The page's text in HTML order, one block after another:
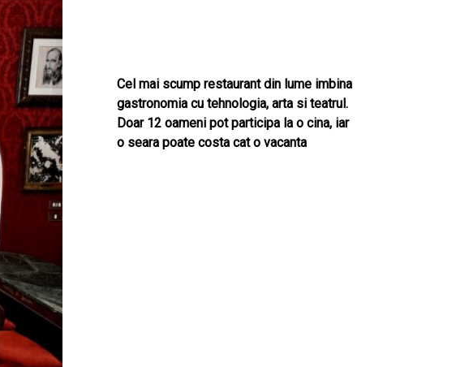
Cel mai scump restaurant din lume imbina
gastronomia cu tehnologia, arta si teatrul.
Doar 12 oameni pot participa la o cina, iar
o seara poate costa cat o vacanta